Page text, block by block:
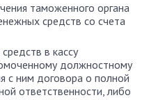
таможенного органа
средств со счета
в кассу
должностному
с ним договора о полной
ответственности, либо